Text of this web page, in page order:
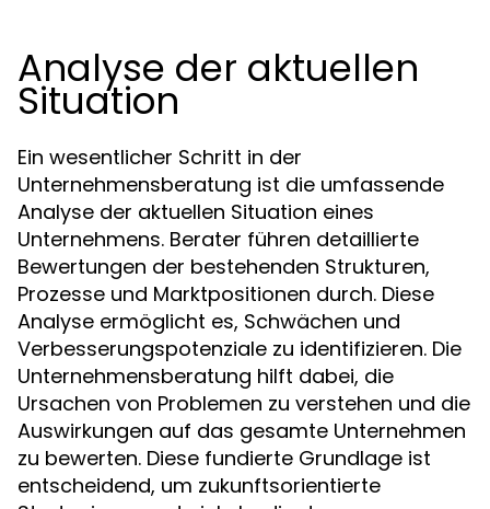
Analyse der aktuellen
Situation
Ein wesentlicher Schritt in der
Unternehmensberatung ist die umfassende
Analyse der aktuellen Situation eines
Unternehmens. Berater führen detaillierte
Bewertungen der bestehenden Strukturen,
Prozesse und Marktpositionen durch. Diese
Analyse ermöglicht es, Schwächen und
Verbesserungspotenziale zu identifizieren. Die
Unternehmensberatung hilft dabei, die
Ursachen von Problemen zu verstehen und die
Auswirkungen auf das gesamte Unternehmen
zu bewerten. Diese fundierte Grundlage ist
entscheidend, um zukunftsorientierte